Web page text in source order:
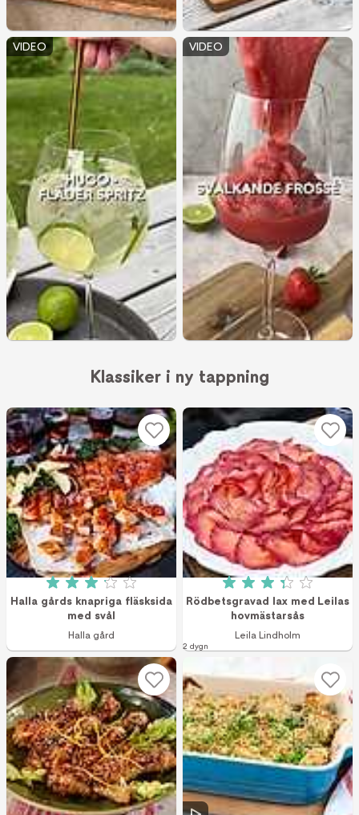
VIDEO VIDEO
Klassiker i ny tappning
Betyg: 3.1 av 5 (21 röster)
Halla gårds knapriga fläsksida
med svål
Halla gård
Betyg: 3.3 av 5
Rödbetsgravad lax med Leilas
hovmästarsås
Leila Lindholm
2 dygn